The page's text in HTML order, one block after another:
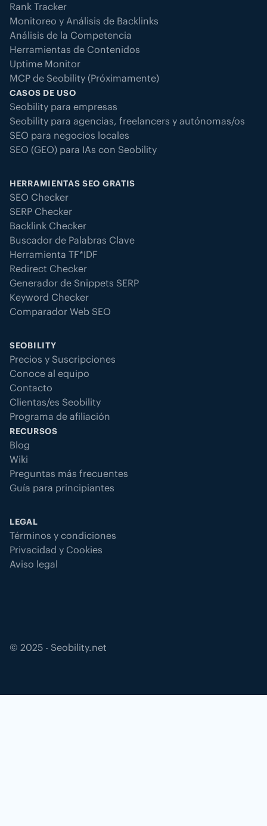
Rank Tracker
Monitoreo y Análisis de Backlinks
Análisis de la Competencia
Herramientas de Contenidos
Uptime Monitor
MCP de Seobility (Próximamente)
CASOS DE USO
Seobility para empresas
Seobility para agencias, freelancers y autónomas/os
SEO para negocios locales
SEO (GEO) para IAs con Seobility
HERRAMIENTAS SEO GRATIS
SEO Checker
SERP Checker
Backlink Checker
Buscador de Palabras Clave
Herramienta TF*IDF
Redirect Checker
Generador de Snippets SERP
Keyword Checker
Comparador Web SEO
SEOBILITY
Precios y Suscripciones
Conoce al equipo
Contacto
Clientas/es Seobility
Programa de afiliación
RECURSOS
Blog
Wiki
Preguntas más frecuentes
Guía para principiantes
LEGAL
Términos y condiciones
Privacidad y Cookies
Aviso legal
© 2025 - Seobility.net